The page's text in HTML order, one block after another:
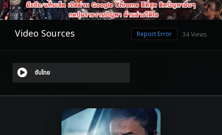
Video Sources 34 Views
Report Error
ซับไทย